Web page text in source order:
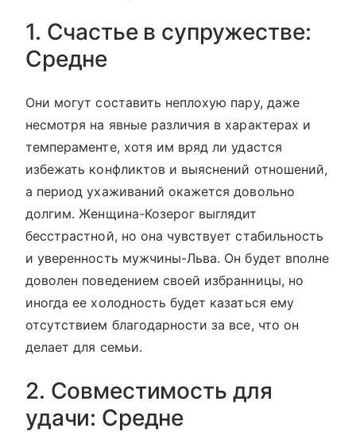
1. Счастье в супружестве:
Средне
Они могут составить неплохую пару, даже
несмотря на явные различия в характерах и
темпераменте, хотя им вряд ли удастся
избежать конфликтов и выяснений отношений,
а период ухаживаний окажется довольно
долгим. Женщина-Козерог выглядит
бесстрастной, но она чувствует стабильность
и уверенность мужчины-Льва. Он будет вполне
доволен поведением своей избранницы, но
иногда ее холодность будет казаться ему
отсутствием благодарности за все, что он
делает для семьи.
2. Совместимость для
удачи: Средне